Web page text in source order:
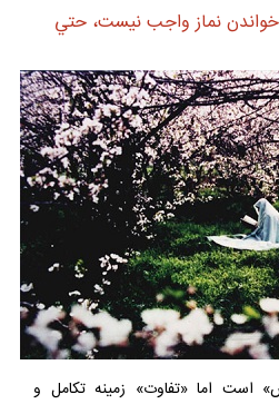
خواندن نماز واجب نيست، حتي
است اما «تفاوت» زمينه تكامل و